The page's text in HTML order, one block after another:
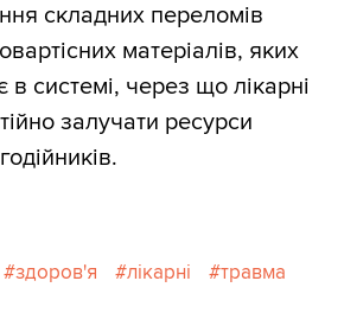
складних переломів
матеріалів, яких
в системі, через що лікарні
залучати ресурси
здоров'я лікарні травма